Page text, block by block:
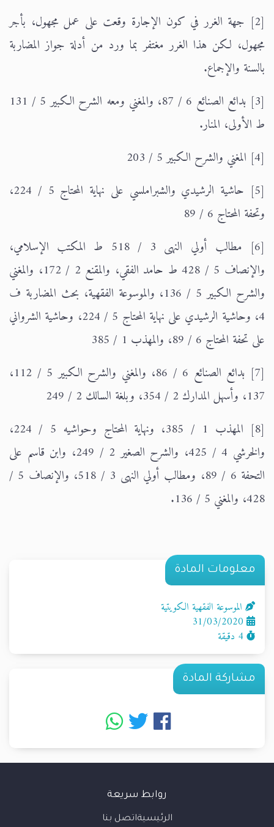
[2] جهة الغرر في كون الإجارة وقعت على عمل مجهول، بأجر
مجهول، لكن هذا الغرر مغتفر بما ورد من أدلة جواز المضاربة
بالسنة والإجماع.
[3] بدائع الصنائع 6 / 87، والمغني ومعه الشرح الكبير 5 / 131
ط الأولى، المنار.
[4] المغني والشرح الكبير 5 / 203
[5] حاشية الرشيدي والشبراملسي على نهاية المحتاج 5 / 224،
وتحفة المحتاج 6 / 89
[6] مطالب أولي النهى 3 / 518 ط المكتب الإسلامي،
والإنصاف 5 / 428 ط حامد الفقي، والمقنع 2 / 172، والمغني
والشرح الكبير 5 / 136، والموسوعة الفقهية، بحث المضاربة ف
4، وحاشية الرشيدي على نهاية المحتاج 5 / 224، وحاشية الشرواني
على تحفة المحتاج 6 / 89، والمهذب 1 / 385
[7] بدائع الصنائع 6 / 86، والمغني والشرح الكبير 5 / 112،
137، وأسهل المدارك 2 / 354، وبلغة السالك 2 / 249
[8] المهذب 1 / 385، ونهاية المحتاج وحواشيه 5 / 224،
والخرشي 4 / 425، والشرح الصغير 2 / 249، وابن قاسم على
التحفة 6 / 89، ومطالب أولي النهى 3 / 518، والإنصاف 5 /
428، والمغني 5 / 136.
معلومات المادة
الموسوعة الفقهية الكويتية
4 دقيقة
مشاركة المادة
روابط سريعة
الرئيسيةاتصل بنا